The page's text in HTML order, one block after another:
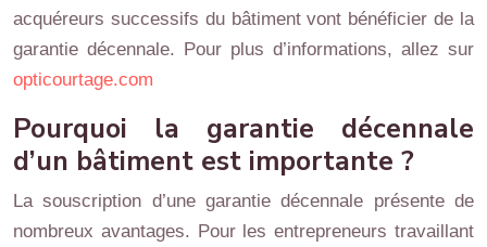
acquéreurs successifs du bâtiment vont bénéficier de la
garantie décennale. Pour plus d’informations, allez sur
opticourtage.com
Pourquoi la garantie décennale
d’un bâtiment est importante ?
La souscription d’une garantie décennale présente de
nombreux avantages. Pour les entrepreneurs travaillant